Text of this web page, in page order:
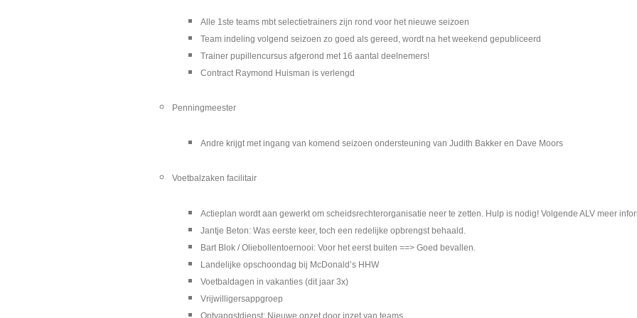
Alle 1ste teams mbt selectietrainers zijn rond voor het nieuwe seizoen
Team indeling volgend seizoen zo goed als gereed, wordt na het weekend gepubliceerd
Trainer pupillencursus afgerond met 16 aantal deelnemers!
Contract Raymond Huisman is verlengd
Penningmeester
Andre krijgt met ingang van komend seizoen ondersteuning van Judith Bakker en Dave Moors
Voetbalzaken facilitair
Actieplan wordt aan gewerkt om scheidsrechterorganisatie neer te zetten. Hulp is nodig! Volgende ALV meer
Jantje Beton: Was eerste keer, toch een redelijke opbrengst behaald.
Bart Blok / Oliebollentoernooi: Voor het eerst buiten ==> Goed bevallen.
Landelijke opschoondag bij McDonald’s HHW
Voetbaldagen in vakanties (dit jaar 3x)
Vrijwilligersappgroep
Ontvangstdienst: Nieuwe opzet door inzet van teams.